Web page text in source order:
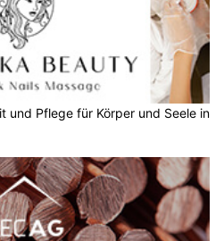
und Pflege für Körper und Seele in